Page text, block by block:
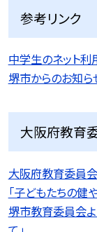
参考リンク
中学生のネット利
堺市からのお知ら
大阪府教育
大阪府教育委員
「子どもたちの健
堺市教育委員会